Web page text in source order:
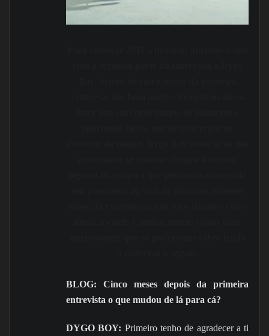
BLOG: Cinco meses depois da primeira
entrevista o que mudou de lá para cá?
DYGO BOY: Primeiro tenho de agradecer a ti